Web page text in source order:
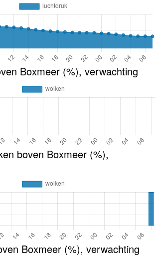
Boxmeer (%), verwachting
boven Boxmeer (%),
Boxmeer (%), verwachting